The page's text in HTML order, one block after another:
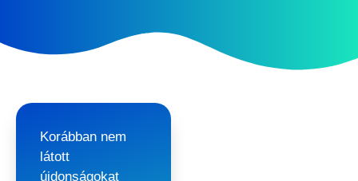
Korábban nem
látott
újdonságokat